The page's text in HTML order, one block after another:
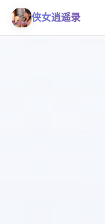
侠女逍遥录